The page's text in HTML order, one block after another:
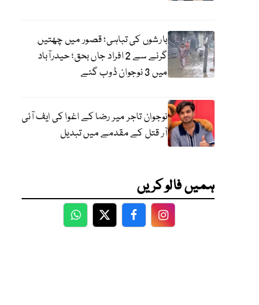
بارشوں کی تباہی؛ قصور میں چھتیں
گرنے سے 2 افراد جاں بحق؛ حیدرآباد
میں 3 نوجوان ڈوب گئے
نوجوان تاجر میر رضا کے اغوا کی ایف آئی
آر قتل کے مقدمے میں تبدیل
ہمیں فالو کریں
WhatsApp
TwitterFacebookFacebook